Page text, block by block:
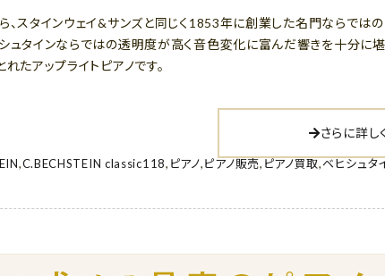
、スタインウェイ&サンズと同じく1853年に創業した名門ならではの
ュタインならではの透明度が高く音色変化に富んだ響きを十分に
たアップライトピアノです。
さらに詳し
,C.BECHSTEIN classic118, ピアノ,ピアノ販売, ピアノ買取,ベヒシュタ